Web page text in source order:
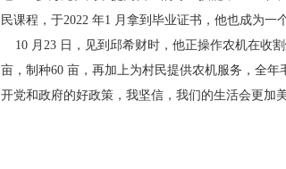
民课程，于2022 年1 月拿到毕业证书，他也成为一
10 月23 日，见到邱希财时，他正操作农机在收割
亩，制种60 亩，再加上为村民提供农机服务， 全年
开党和政府的好政策，我坚信，我们的生活会更加